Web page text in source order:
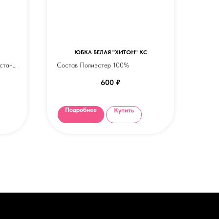
ЮБКА БЕЛАЯ "ХИТОН" КС
Состав Полиэстер 100%
600 ₽
Подробнее Купить